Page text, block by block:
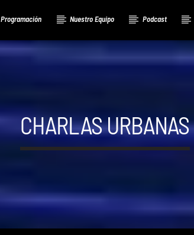
Programación Nuestro Equipo Podcast
CHARLAS URBANAS